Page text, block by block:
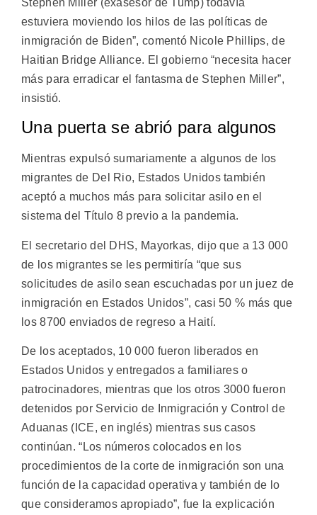
Stephen Miller (exasesor de Tump) todavía
estuviera moviendo los hilos de las políticas de
inmigración de Biden”, comentó Nicole Phillips, de
Haitian Bridge Alliance. El gobierno “necesita hacer
más para erradicar el fantasma de Stephen Miller”,
insistió.
Una puerta se abrió para algunos
Mientras expulsó sumariamente a algunos de los
migrantes de Del Rio, Estados Unidos también
aceptó a muchos más para solicitar asilo en el
sistema del Título 8 previo a la pandemia.
El secretario del DHS, Mayorkas, dijo que a 13 000
de los migrantes se les permitiría “que sus
solicitudes de asilo sean escuchadas por un juez de
inmigración en Estados Unidos”, casi 50 % más que
los 8700 enviados de regreso a Haití.
De los aceptados, 10 000 fueron liberados en
Estados Unidos y entregados a familiares o
patrocinadores, mientras que los otros 3000 fueron
detenidos por Servicio de Inmigración y Control de
Aduanas (ICE, en inglés) mientras sus casos
continúan. “Los números colocados en los
procedimientos de la corte de inmigración son una
función de la capacidad operativa y también de lo
que consideramos apropiado”, fue la explicación